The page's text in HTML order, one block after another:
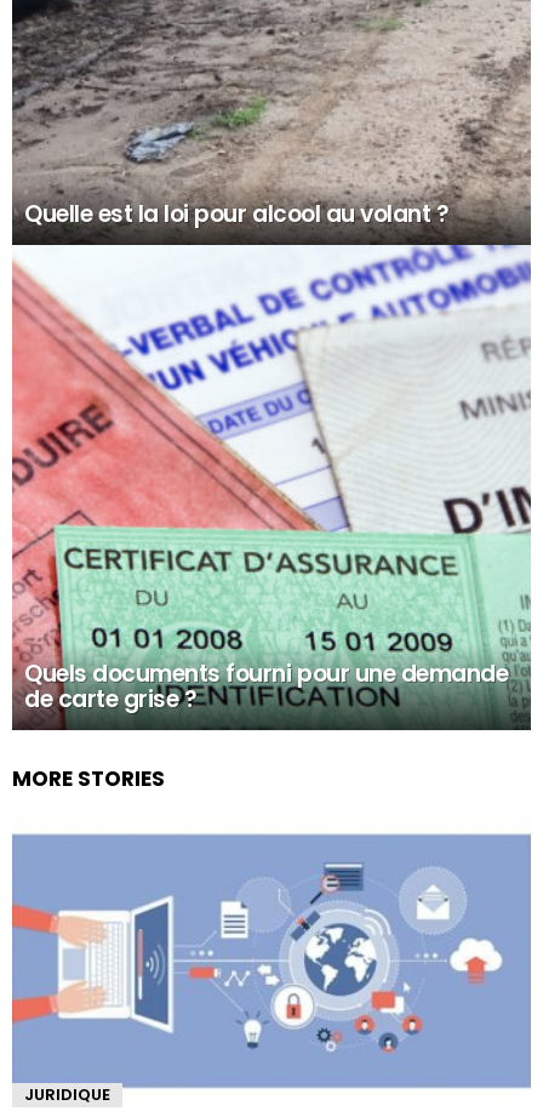
Quelle est la loi pour alcool au volant ?
Quels documents fourni pour une demande
de carte grise ?
MORE STORIES
JURIDIQUE